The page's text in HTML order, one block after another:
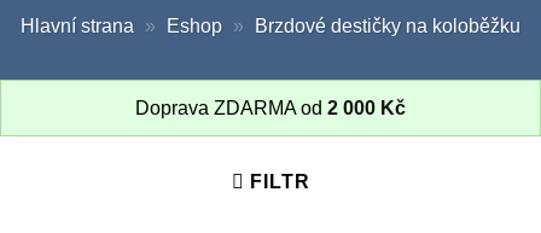
Hlavní strana » Eshop » Brzdové destičky na koloběžku
Doprava ZDARMA od 2 000 Kč
FILTR